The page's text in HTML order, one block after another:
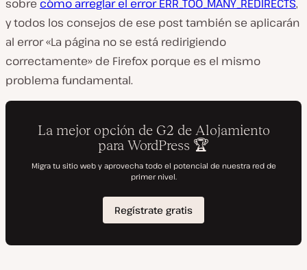
sobre cómo arreglar el error ERR_TOO_MANY_REDIRECTS,
y todos los consejos de ese post también se aplicarán
al error «La página no se está redirigiendo
correctamente» de Firefox porque es el mismo
problema fundamental.